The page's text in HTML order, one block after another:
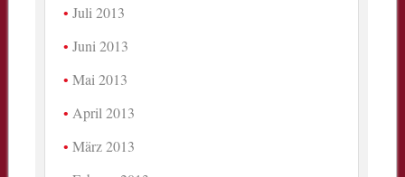
Juli 2013
Juni 2013
Mai 2013
April 2013
März 2013